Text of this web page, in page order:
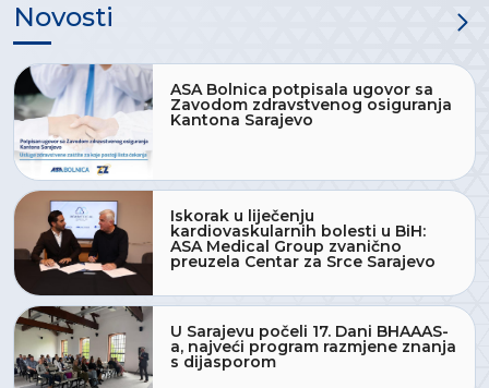
Novosti
ASA Bolnica potpisala ugovor sa
Zavodom zdravstvenog osiguranja
Kantona Sarajevo
Iskorak u liječenju
kardiovaskularnih bolesti u BiH:
ASA Medical Group zvanično
preuzela Centar za Srce Sarajevo
U Sarajevu počeli 17. Dani BHAAAS-
a, najveći program razmjene znanja
s dijasporom